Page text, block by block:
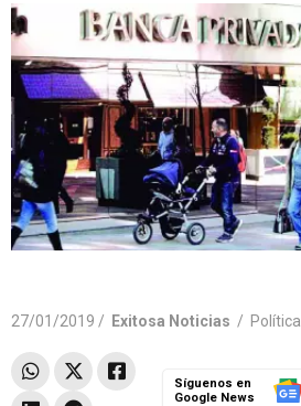
27/01/2019 / Exitosa Noticias / Política
Síguenos en
Google News